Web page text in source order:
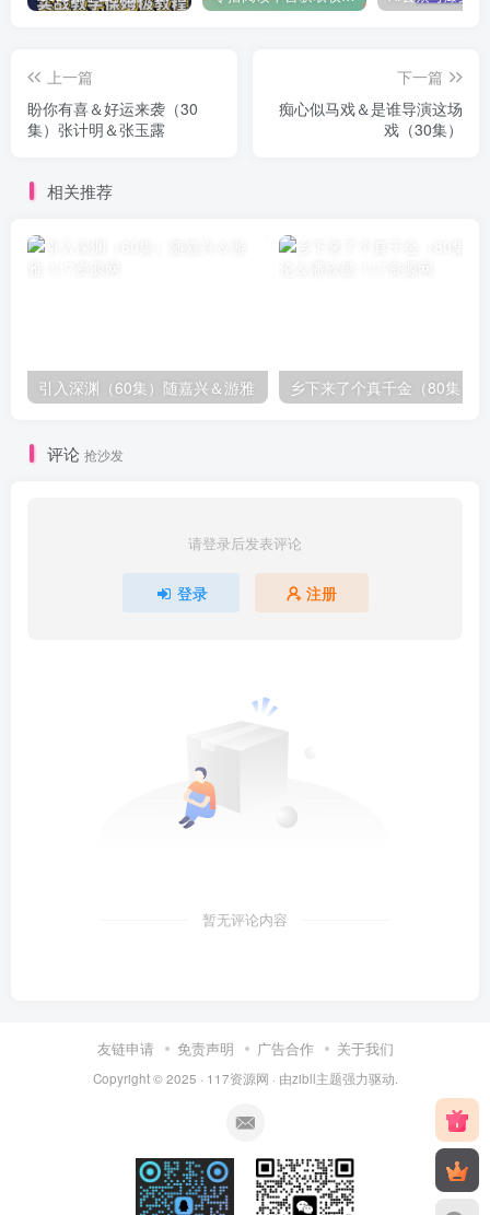
上一篇
盼你有喜＆好运来袭（30
集）张计明＆张玉露
下一篇
痴心似马戏＆是谁导演这场
戏（30集）
相关推荐
引入深渊（60集）随嘉兴＆游雅
评论 抢沙发
请登录后发表评论
登录 注册
暂无评论内容
友链申请 免责声明 广告合作 关于我们
Copyright © 2025 · 117资源网 · 由zibll主题强力驱动.